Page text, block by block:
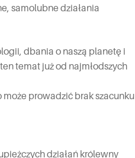
samolubne działania
dbania o naszą planetę i
temat już od najmłodszych
prowadzić brak szacunku
działań królewny